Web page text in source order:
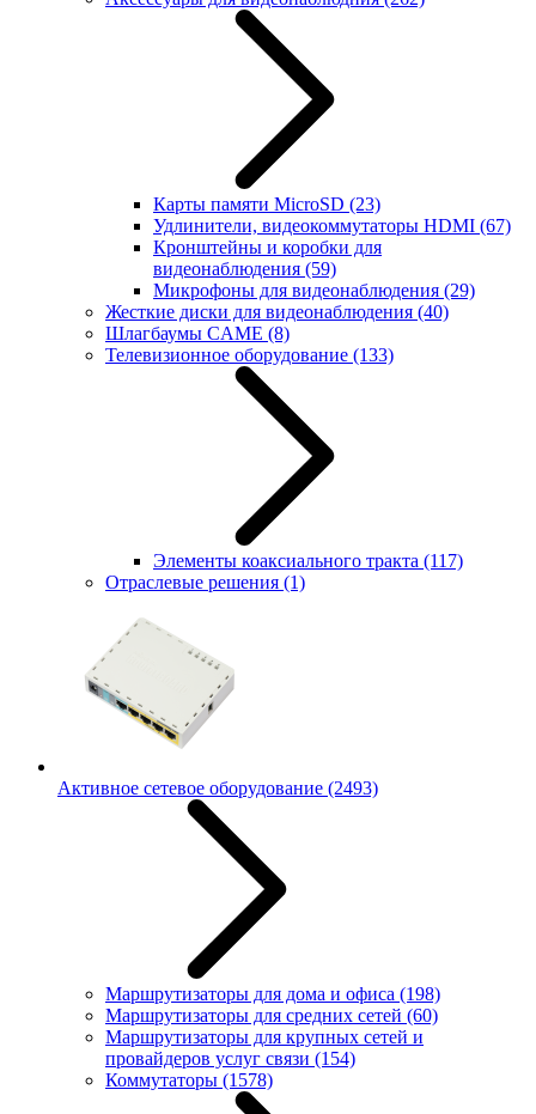
Карты памяти MicroSD (23)
Удлинители, видеокоммутаторы HDMI (67)
Кронштейны и коробки для
видеонаблюдения (59)
Микрофоны для видеонаблюдения (29)
Жесткие диски для видеонаблюдения (40)
Шлагбаумы CAME (8)
Телевизионное оборудование (133)
Элементы коаксиального тракта (117)
Отраслевые решения (1)
Активное сетевое оборудование (2493)
Маршрутизаторы для дома и офиса (198)
Маршрутизаторы для средних сетей (60)
Маршрутизаторы для крупных сетей и
провайдеров услуг связи (154)
Коммутаторы (1578)